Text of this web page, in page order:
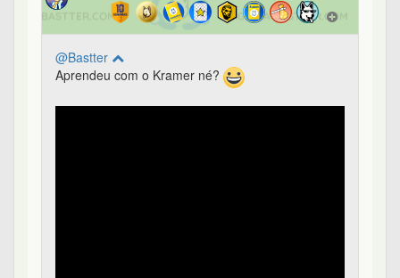
@Bastter
Aprendeu com o Kramer né?